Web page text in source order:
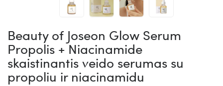
Beauty of Joseon Glow Serum
Propolis + Niacinamide
skaistinantis veido serumas su
propoliu ir niacinamidu